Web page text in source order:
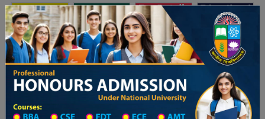
Toggle navigation অনার্স ভর্তি প্রফেশনাল অনার্স
Updates
২৬ শিক্ষাবর্ষের ১ম বর্ষের ভর্তি আবেদন বিজ্ঞপ্তি ঢাকা বিশ্ববিদ্যালয় ২০২৫-২৬ শিক্ষাবর্ষে